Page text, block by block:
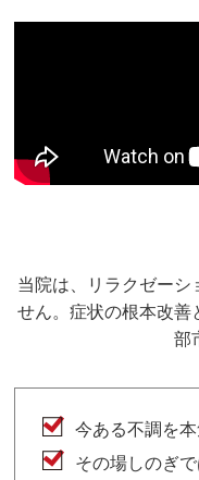
当院は、リラクゼーシ
せん。症状の根本改善
部
今ある不調を
その場しのぎ